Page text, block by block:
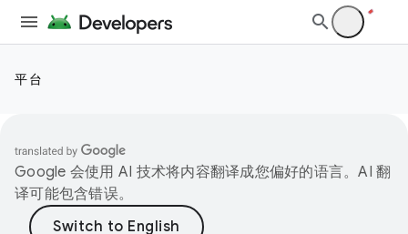
平台
Google 会使用 AI 技术将内容翻译成您偏好的语言。AI 翻
译可能包含错误。